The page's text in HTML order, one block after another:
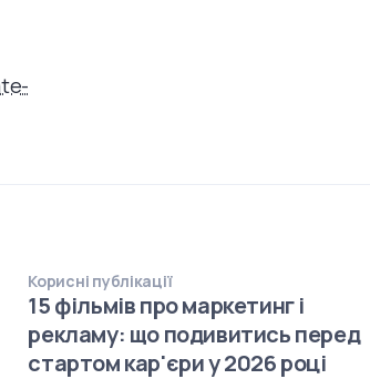
Корисні публікації
15 фільмів про маркетинг і
рекламу: що подивитись перед
стартом кар'єри у 2026 році